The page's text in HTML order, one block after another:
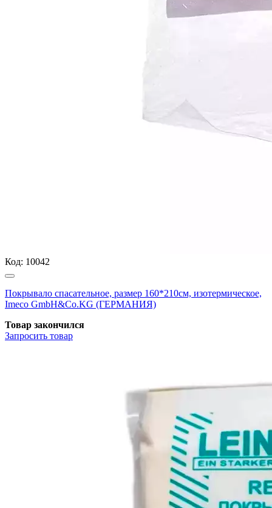
Код: 10042
Покрывало спасательное, размер 160*210см, изотермическое,
Imeco GmbH&Co.KG (ГЕРМАНИЯ)
Товар закончился
Запросить товар